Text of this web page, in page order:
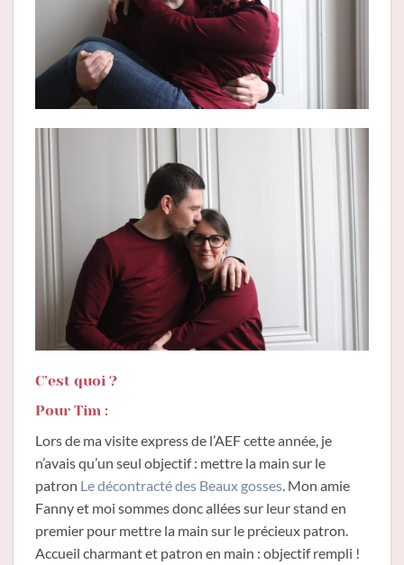
C’est quoi ?
Pour Tim :
Lors de ma visite express de l’AEF cette année, je
n’avais qu’un seul objectif : mettre la main sur le
patron Le décontracté des Beaux gosses . Mon amie
Fanny et moi sommes donc allées sur leur stand en
premier pour mettre la main sur le précieux patron.
Accueil charmant et patron en main : objectif rempli !